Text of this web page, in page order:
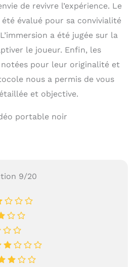
de revivre l’expérience. Le
évalué pour sa convivialité
a été jugée sur la
le joueur. Enfin, les
pour leur originalité et
nous a permis de vous
et objective.
portable noir
9/20